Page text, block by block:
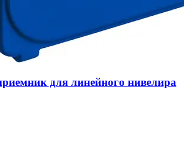
для линейного нивелира